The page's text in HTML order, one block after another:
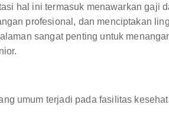
hal ini termasuk menawarkan gaji
profesional, dan menciptakan
sangat penting untuk
umum terjadi pada fasilitas